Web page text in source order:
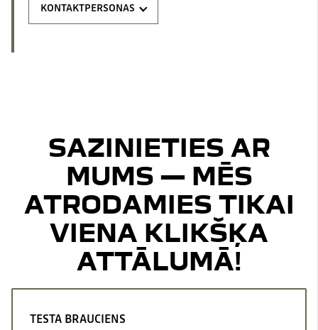
KONTAKTPERSONAS
SAZINIETIES AR
MUMS — MĒS
ATRODAMIES TIKAI
VIENA KLIKŠĶA
ATTĀLUMĀ!
TESTA BRAUCIENS